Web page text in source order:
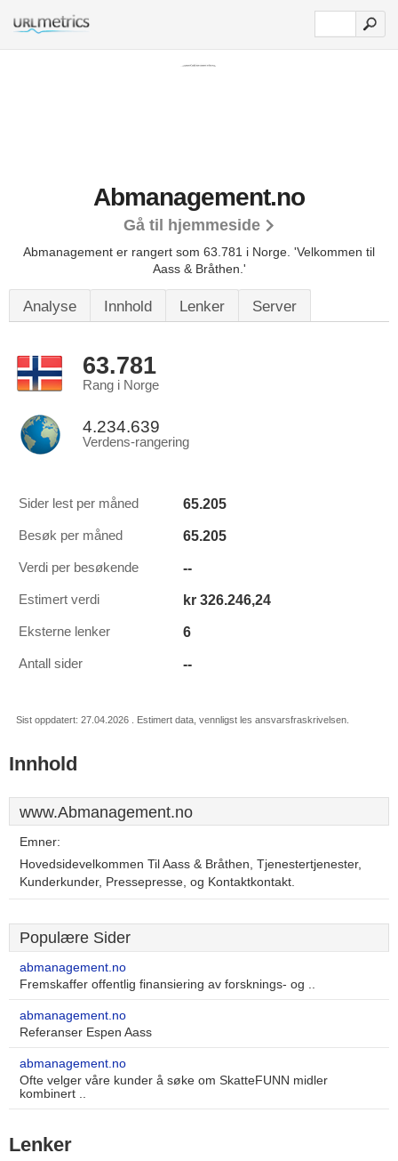
Abmanagement.no
Gå til hjemmeside
Abmanagement er rangert som 63.781 i Norge. 'Velkommen til
Aass & Bråthen.'
Analyse Innhold Lenker Server
63.781
Rang i Norge
4.234.639
Verdens-rangering
Sider lest per måned 65.205
Besøk per måned 65.205
Verdi per besøkende --
Estimert verdi kr 326.246,24
Eksterne lenker 6
Antall sider --
Sist oppdatert: 27.04.2026 . Estimert data, vennligst les ansvarsfraskrivelsen.
Innhold
www.Abmanagement.no
Emner:
Hovedsidevelkommen Til Aass & Bråthen, Tjenestertjenester,
Kunderkunder, Pressepresse, og Kontaktkontakt.
Populære Sider
abmanagement.no
Fremskaffer offentlig finansiering av forsknings- og ..
abmanagement.no
Referanser Espen Aass
abmanagement.no
Ofte velger våre kunder å søke om SkatteFUNN midler
kombinert ..
Lenker